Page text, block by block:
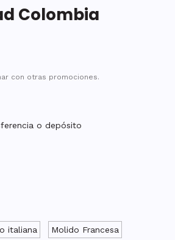
Colombia
con otras promociones.
o depósito
italiana Molido Francesa